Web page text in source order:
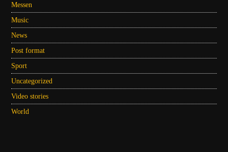
Messen
Music
News
Post format
Sport
Uncategorized
Video stories
World